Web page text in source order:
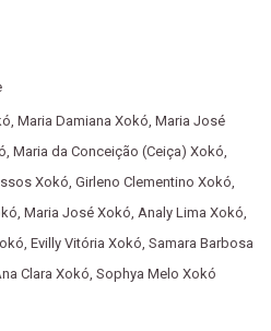
Maria Damiana Xokó, Maria José
Maria da Conceição (Ceiça) Xokó,
Xokó, Girleno Clementino Xokó,
Maria José Xokó, Analy Lima Xokó,
Evilly Vitória Xokó, Samara Barbosa
Clara Xokó, Sophya Melo Xokó